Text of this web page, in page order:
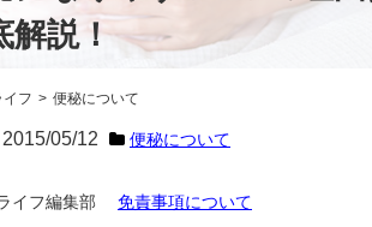
解説！
フ 便秘について
2015/05/12 便秘について
イフ編集部 免責事項について